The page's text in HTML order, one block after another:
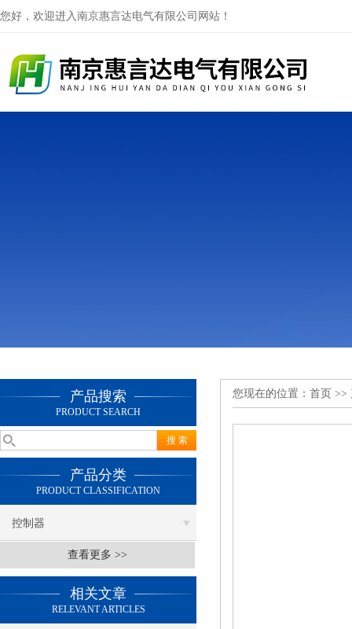
您好，欢迎进入南京惠言达电气有限公司网站！
产品搜索
PRODUCT SEARCH
产品分类
PRODUCT CLASSIFICATION
控制器
查看更多 >>
相关文章
RELEVANT ARTICLES
您现在的位置： 首页 >>